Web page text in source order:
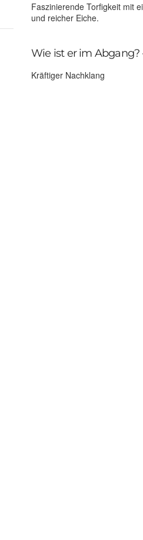
Faszinierende Torfigkeit mit
und reicher Eiche.
Wie ist er im Abgang?
Kräftiger Nachklang